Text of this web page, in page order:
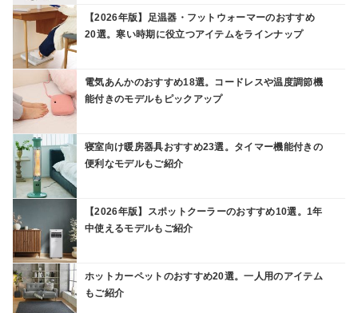
【2026年版】足温器・フットウォーマーのおすすめ
20選。寒い時期に役立つアイテムをラインナップ
電気あんかのおすすめ18選。コードレスや温度調節機
能付きのモデルもピックアップ
寝室向け暖房器具おすすめ23選。タイマー機能付きの
便利なモデルもご紹介
【2026年版】スポットクーラーのおすすめ10選。1年
中使えるモデルもご紹介
ホットカーペットのおすすめ20選。一人用のアイテム
もご紹介